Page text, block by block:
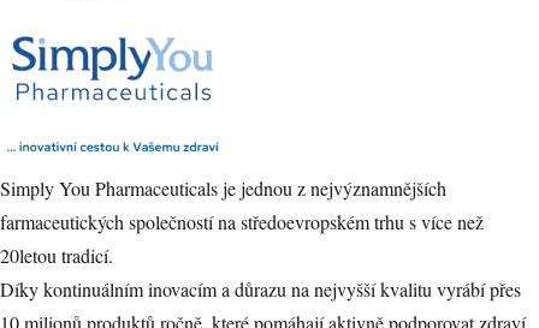
Simply You Pharmaceuticals je jednou z nejvýznamnějších
farmaceutických společností na středoevropském trhu s více než
20letou tradicí.
Díky kontinuálním inovacím a důrazu na nejvyšší kvalitu vyrábí přes
10 milionů produktů ročně, které pomáhají aktivně podporovat zdraví